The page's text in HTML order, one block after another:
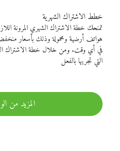
خطط الاشتراك الشهرية
تمنحك خطة الاشتراك الشهري المرونة
هواتف أرضية ومحمولة وذلك بأسعار
في أي وقت. ومن خلال خطة الاشتراك
التي تجريها بالفعل
المزيد من